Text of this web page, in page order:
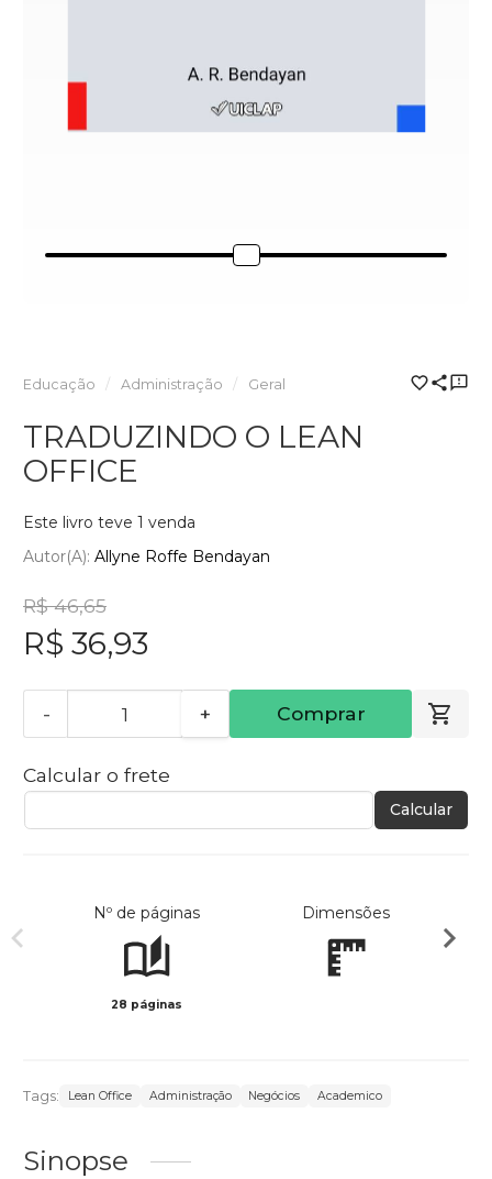
Educação Administração Geral
TRADUZINDO O LEAN
OFFICE
Este livro teve 1 venda
Autor(a): Allyne Roffe Bendayan
R$ 46,65
R$ 36,93
- + Comprar
Calcular o frete
Calcular
Nº de páginas
28 páginas
Dimensões
Tags: Lean Office Administração Negócios Academico
Sinopse